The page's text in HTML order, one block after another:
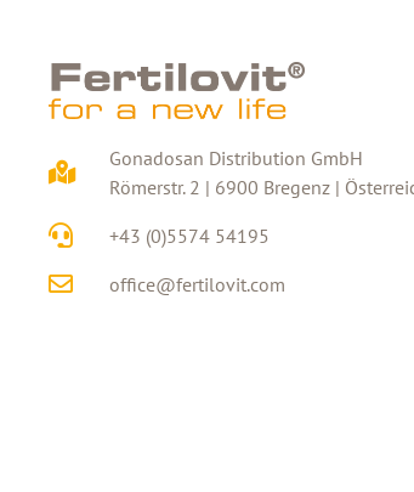
Gonadosan Distribution GmbH
Römerstr. 2 | 6900 Bregenz |
+43 (0)5574 54195
office@fertilovit.com